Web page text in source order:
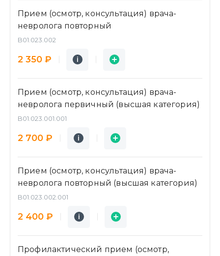
Прием (осмотр, консультация) врача-
невролога повторный
B01.023.002
2 350 ₽ i
Подробнее
i
Заявка
Прием (осмотр, консультация) врача-
невролога первичный (высшая категория)
B01.023.001.001
2 700 ₽ i
Подробнее
i
Заявка
Прием (осмотр, консультация) врача-
невролога повторный (высшая категория)
B01.023.002.001
2 400 ₽ i
Подробнее
i
Заявка
Профилактический прием (осмотр,